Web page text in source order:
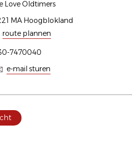
Love Oldtimers
MA Hoogblokland
route plannen
7470040
e-mail sturen